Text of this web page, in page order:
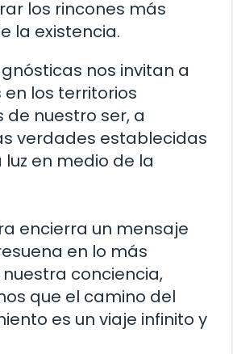
los rincones más
la existencia.
nos invitan a
los territorios
de nuestro ser, a
verdades establecidas
en medio de la
encierra un mensaje
en lo más
conciencia,
que el camino del
es un viaje infinito y